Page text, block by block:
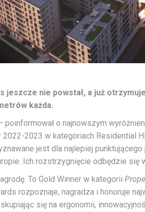
nie powstał, a już
każda.
o najnowszym
2022-2023 w kategoriach
jest dla najlepiej
Ich rozstrzygnięcie odbędzie się
To Gold Winner w kategorii
rozpoznaje, nagradza i honoruje
się na ergonomii,